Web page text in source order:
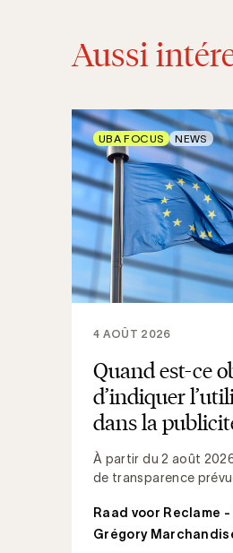
Aussi
Quand est-ce
d’indiquer
dans la
À partir du 2 août
de transparence
4 AOÛT 2026
Raad voor Reclame
Grégory
UBA FOCUS NEWS